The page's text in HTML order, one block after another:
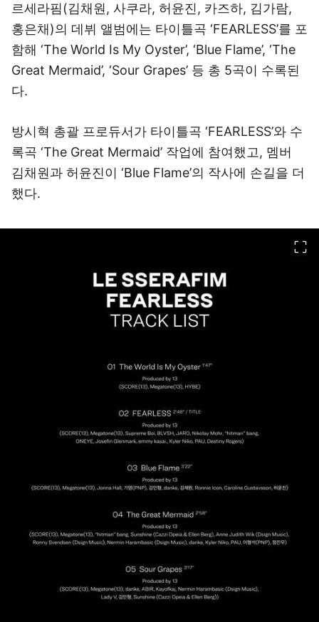
르세라핌(김채원, 사쿠라, 허윤진, 카즈하, 김가람,
홍은채)의 데뷔 앨범에는 타이틀곡 ‘FEARLESS’를 포
함해 ‘The World Is My Oyster’, ‘Blue Flame’, ‘The
Great Mermaid’, ‘Sour Grapes’ 등 총 5곡이 수록된
다.
방시혁 총괄 프로듀서가 타이틀곡 ‘FEARLESS’와 수
록곡 ‘The Great Mermaid’ 작업에 참여했고, 멤버
김채원과 허윤진이 ‘Blue Flame’의 작사에 손길을 더
했다.